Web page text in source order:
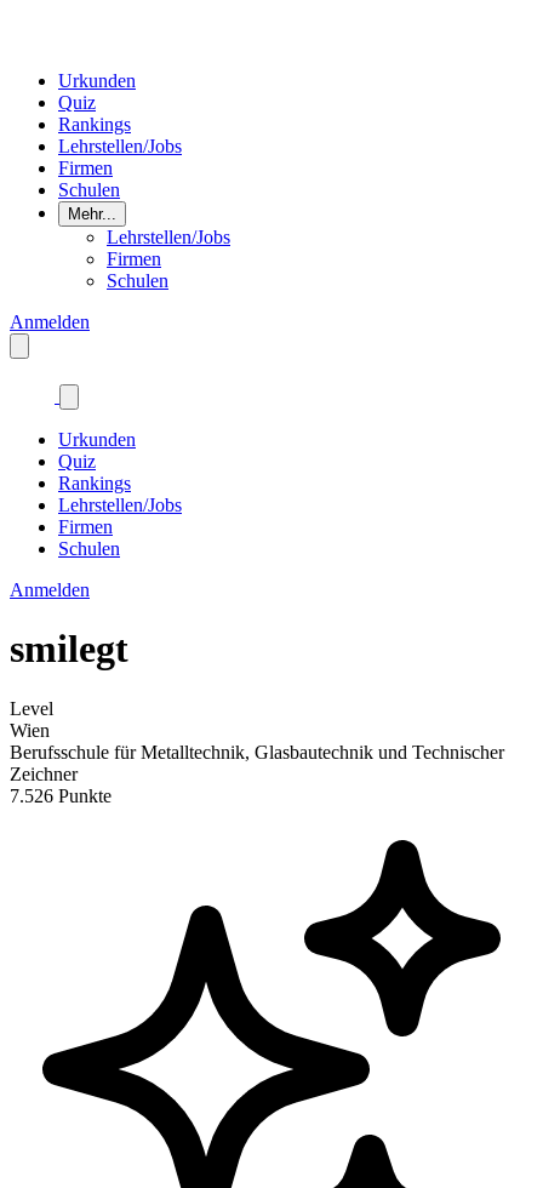
Urkunden
Quiz
Rankings
Lehrstellen/Jobs
Firmen
Schulen
Mehr...
Lehrstellen/Jobs
Firmen
Schulen
Anmelden
Urkunden
Quiz
Rankings
Lehrstellen/Jobs
Firmen
Schulen
Anmelden
smilegt
Level
Wien
Berufsschule für Metalltechnik, Glasbautechnik und Technischer
Zeichner
7.526 Punkte